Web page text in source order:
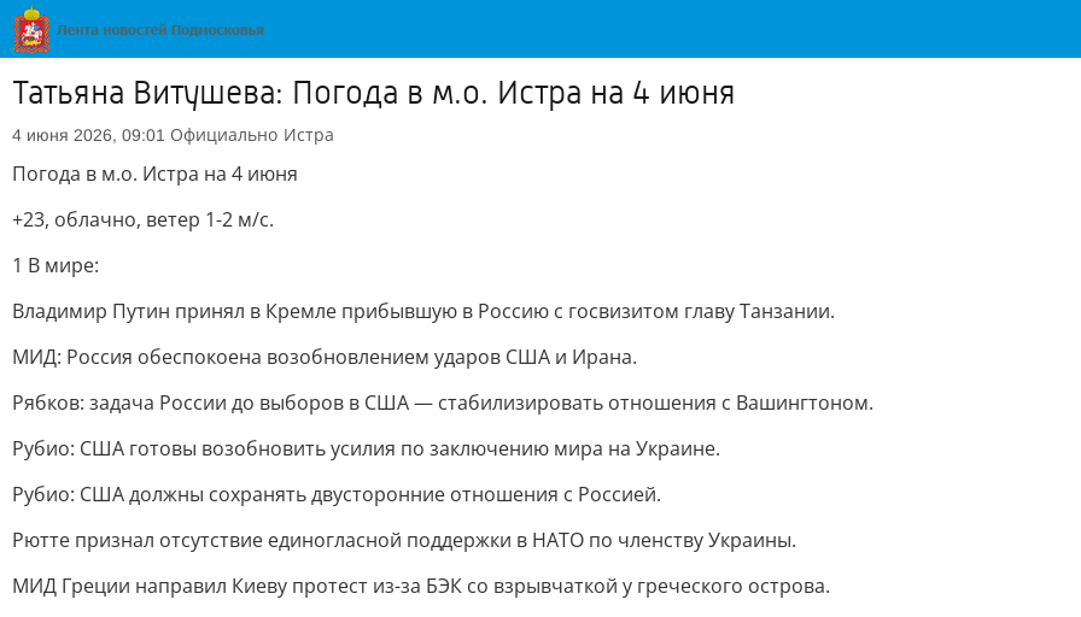
Татьяна Витушева: Погода в м.о. Истра на 4 июня
4 июня 2026, 09:01 Официально Истра
Погода в м.о. Истра на 4 июня
+23, облачно, ветер 1-2 м/с.
1 В мире:
Владимир Путин принял в Кремле прибывшую в Россию с госвизитом главу Танзании.
МИД: Россия обеспокоена возобновлением ударов США и Ирана.
Рябков: задача России до выборов в США — стабилизировать отношения с Вашингтоном.
Рубио: США готовы возобновить усилия по заключению мира на Украине.
Рубио: США должны сохранять двусторонние отношения с Россией.
Рютте признал отсутствие единогласной поддержки в НАТО по членству Украины.
МИД Греции направил Киеву протест из-за БЭК со взрывчаткой у греческого острова.